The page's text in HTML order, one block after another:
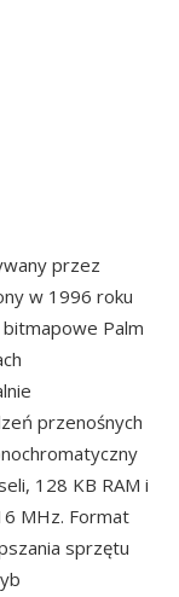
przez
w 1996 roku
Palm
przenośnych
128 KB RAM i
MHz. Format
sprzętu